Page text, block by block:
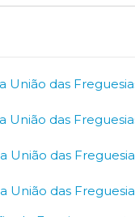
das
das
das
das